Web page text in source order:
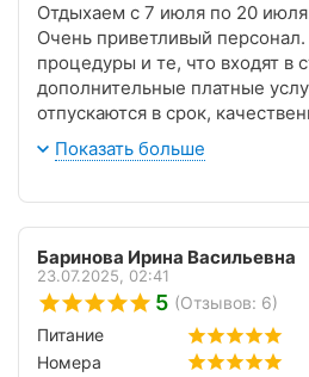
Отдыхаем с 7 июля по 20
Очень приветливый
процедуры и те, что входят в
дополнительные платные
отпускаются в срок,
ухоженные, постельное белье
меняются через каждые 5
Обязательно приедем на
Показать больше
Баринова Ирина Васильевна
23.07.2025, 02:41
5 (Отзывов: 6)
Питание
Номера